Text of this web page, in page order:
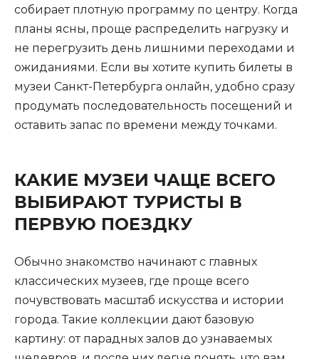
собирает плотную программу по центру. Когда
планы ясны, проще распределить нагрузку и
не перегрузить день лишними переходами и
ожиданиями. Если вы хотите купить билеты в
музеи Санкт-Петербурга онлайн, удобно сразу
продумать последовательность посещений и
оставить запас по времени между точками.
КАКИЕ МУЗЕИ ЧАЩЕ ВСЕГО
ВЫБИРАЮТ ТУРИСТЫ В
ПЕРВУЮ ПОЕЗДКУ
Обычно знакомство начинают с главных
классических музеев, где проще всего
почувствовать масштаб искусства и истории
города. Такие коллекции дают базовую
картину: от парадных залов до узнаваемых